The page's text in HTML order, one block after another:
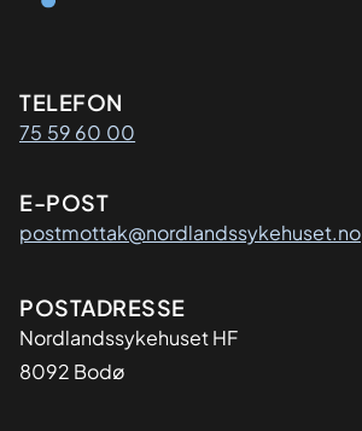
Kontaktinformasjon
TELEFON
75 59 60 00
E-POST
postmottak@nordlandssykehuset.no
Adresse
POSTADRESSE
Nordlandssykehuset HF
8092 Bodø